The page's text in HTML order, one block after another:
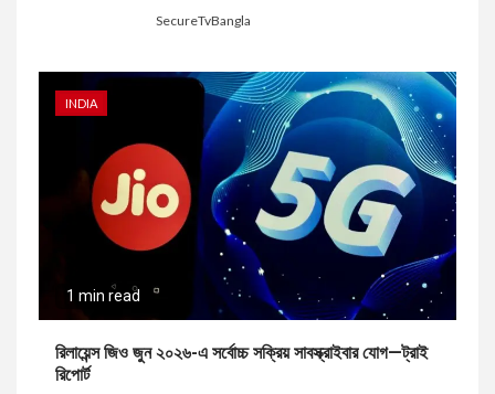
SecureTvBangla
INDIA
1 min read
রিলায়েন্স জিও জুন ২০২৬-এ সর্বোচ্চ সক্রিয় সাবস্ক্রাইবার যোগ—ট্রাই
রিপোর্ট